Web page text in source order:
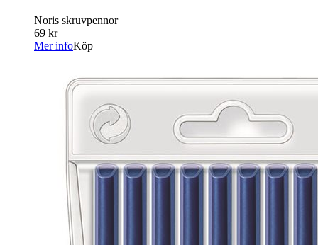
Noris skruvpennor
69 kr
Mer infoKöp